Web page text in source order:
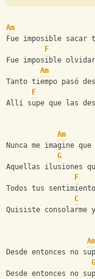
Am
Fue imposible sacar
F
Fue imposible
Am
Tanto tiempo pasó
F
Allí supe que las
Am
Nunca me imagine
G
Aquellas ilusiones
F
Todos tus
C
Quisiste consolarme
Am
Desde entonces no
G
Desde entonces no